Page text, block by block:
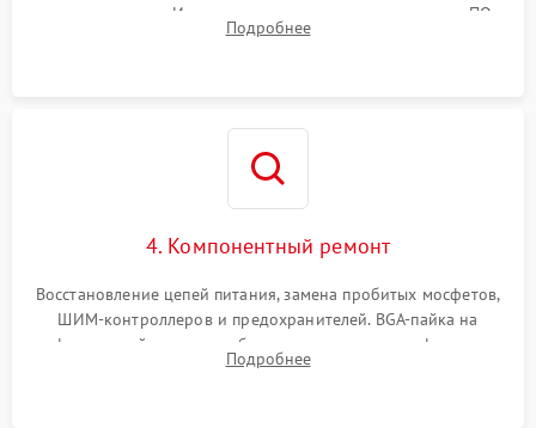
инициализации. Использование специализированного ПО
MATS
Подробнее
4. Компонентный ремонт
Восстановление цепей питания, замена пробитых мосфетов,
ШИМ-контроллеров и предохранителей. BGA-пайка на
инфракрасной станции реболлинг или замена графического
чипа и дефектной памяти GDDR. Прошивка BIOS
Подробнее